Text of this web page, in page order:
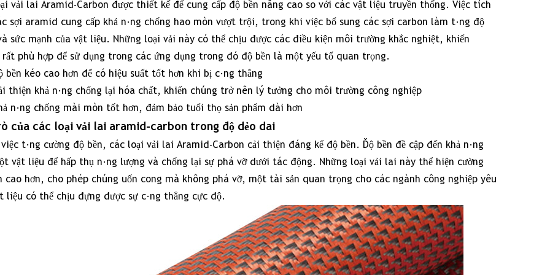
1.1
Là
gì
Vải
hỗn
hợp
Aramid-
Carbon
?
vải lai Aramid-Carbon được thiết kế để cung cấp độ bền nâng cao so với các vật liệu truyền thống. Việc tích
sợi aramid cung cấp khả năng chống hao mòn vượt trội, trong khi việc bổ sung các sợi carbon làm tăng độ
sức mạnh của vật liệu. Những loại vải này có thể chịu được các điều kiện môi trường khắc nghiệt, khiến
rất phù hợp để sử dụng trong các ứng dụng trong đó độ bền là một yếu tố quan trọng.
bền kéo cao hơn để có hiệu suất tốt hơn khi bị căng thẳng
thiện khả năng chống lại hóa chất, khiến chúng trở nên lý tưởng cho môi trường công nghiệp
năng chống mài mòn tốt hơn, đảm bảo tuổi thọ sản phẩm dài hơn
của các loại vải lai aramid-carbon trong độ dẻo dai
tăng cường độ bền, các loại vải lai Aramid-Carbon cải thiện đáng kể độ bền. Độ bền đề cập đến khả năng
vật liệu để hấp thụ năng lượng và chống lại sự phá vỡ dưới tác động. Những loại vải lai này thể hiện cường
cao hơn, cho phép chúng uốn cong mà không phá vỡ, một tài sản quan trọng cho các ngành công nghiệp yêu
liệu có thể chịu đựng được sự căng thẳng cực độ.